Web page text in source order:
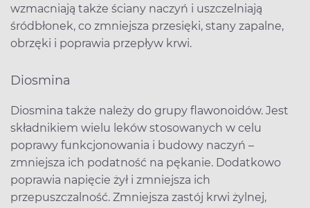
wzmacniają także ściany naczyń i uszczelniają
śródbłonek, co zmniejsza przesięki, stany zapalne,
obrzęki i poprawia przepływ krwi.
Diosmina
Diosmina także należy do grupy flawonoidów. Jest
składnikiem wielu leków stosowanych w celu
poprawy funkcjonowania i budowy naczyń –
zmniejsza ich podatność na pękanie. Dodatkowo
poprawia napięcie żył i zmniejsza ich
przepuszczalność. Zmniejsza zastój krwi żylnej,